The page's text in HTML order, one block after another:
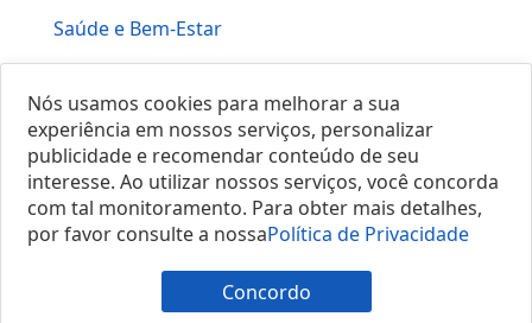
Saúde e Bem-Estar
© 2025 Locais do Brasil
Nós usamos cookies para melhorar a sua
experiência em nossos serviços, personalizar
publicidade e recomendar conteúdo de seu
interesse. Ao utilizar nossos serviços, você concorda
com tal monitoramento. Para obter mais detalhes,
por favor consulte a nossaPolítica de Privacidade
Concordo